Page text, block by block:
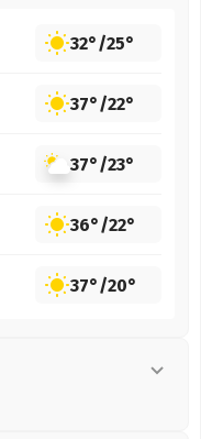
32°/25°
37°/22°
37°/23°
36°/22°
37°/20°